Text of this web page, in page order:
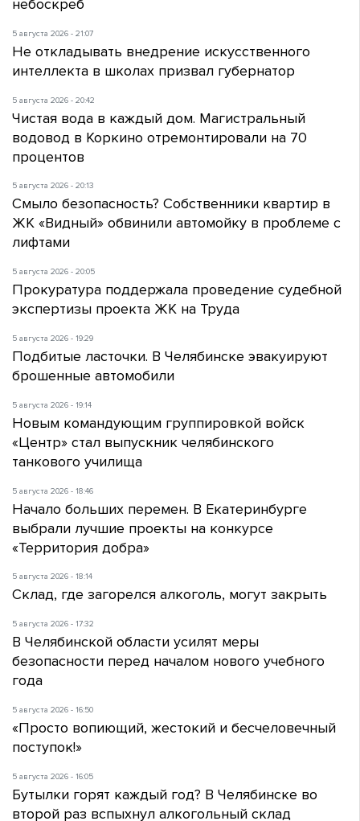
небоскреб
5 августа 2026 - 21:07
Не откладывать внедрение искусственного
интеллекта в школах призвал губернатор
5 августа 2026 - 20:42
Чистая вода в каждый дом. Магистральный
водовод в Коркино отремонтировали на 70
процентов
5 августа 2026 - 20:13
Смыло безопасность? Собственники квартир в
ЖК «Видный» обвинили автомойку в проблеме с
лифтами
5 августа 2026 - 20:05
Прокуратура поддержала проведение судебной
экспертизы проекта ЖК на Труда
5 августа 2026 - 19:29
Подбитые ласточки. В Челябинске эвакуируют
брошенные автомобили
5 августа 2026 - 19:14
Новым командующим группировкой войск
«Центр» стал выпускник челябинского
танкового училища
5 августа 2026 - 18:46
Начало больших перемен. В Екатеринбурге
выбрали лучшие проекты на конкурсе
«Территория добра»
5 августа 2026 - 18:14
Склад, где загорелся алкоголь, могут закрыть
5 августа 2026 - 17:32
В Челябинской области усилят меры
безопасности перед началом нового учебного
года
5 августа 2026 - 16:50
«Просто вопиющий, жестокий и бесчеловечный
поступок!»
5 августа 2026 - 16:05
Бутылки горят каждый год? В Челябинске во
второй раз вспыхнул алкогольный склад